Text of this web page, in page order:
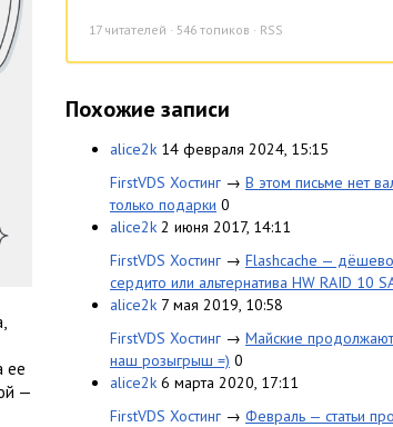
ее
—
17читателей · 546 топиков · RSS
Похожие записи
alice2k 14 февраля 2024, 15:15
FirstVDS Хостинг → В этом письме нет
только подарки 0
alice2k 2 июня 2017, 14:11
FirstVDS Хостинг → Flashcache —
сердито или альтернатива HW RAID 10
alice2k 7 мая 2019, 10:58
FirstVDS Хостинг → Майские
наш розыгрыш =) 0
alice2k 6 марта 2020, 17:11
FirstVDS Хостинг → Февраль — статьи про